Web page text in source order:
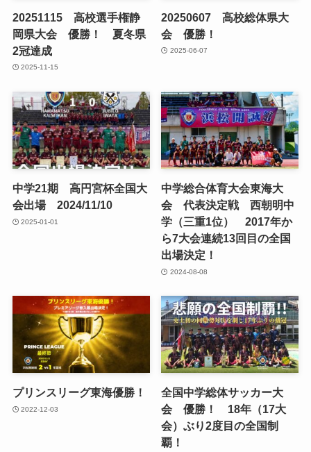
20251115 高校選手権静
岡県大会 優勝！ 夏冬県
2冠達成
2025-11-15
20250607 高校総体県大
会 優勝！
2025-06-07
中学21期 高円宮杯全国大
会出場 2024/11/10
2025-01-01
中学総合体育大会東海大
会 代表決定戦 西朝明中
学（三重1位） 2017年か
ら7大会連続13回目の全国
出場決定！
2024-08-08
プリンスリーグ東海優勝！
2022-12-03
全国中学総体サッカー大
会 優勝！ 18年（17大
会）ぶり2度目の全国制
覇！